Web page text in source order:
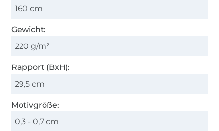
160 cm
Gewicht:
220 g/m²
Rapport (BxH):
29,5 cm
Motivgröße:
0,3 - 0,7 cm